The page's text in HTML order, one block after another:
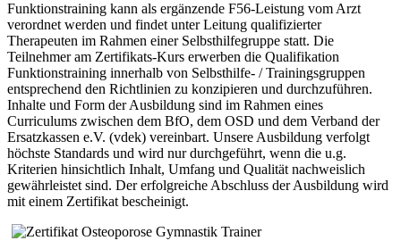
Funktionstraining kann als ergänzende F56-Leistung vom Arzt
verordnet werden und findet unter Leitung qualifizierter
Therapeuten im Rahmen einer Selbsthilfegruppe statt. Die
Teilnehmer am Zertifikats-Kurs erwerben die Qualifikation
Funktionstraining innerhalb von Selbsthilfe- / Trainingsgruppen
entsprechend den Richtlinien zu konzipieren und durchzuführen.
Inhalte und Form der Ausbildung sind im Rahmen eines
Curriculums zwischen dem BfO, dem OSD und dem Verband der
Ersatzkassen e.V. (vdek) vereinbart. Unsere Ausbildung verfolgt
höchste Standards und wird nur durchgeführt, wenn die u.g.
Kriterien hinsichtlich Inhalt, Umfang und Qualität nachweislich
gewährleistet sind. Der erfolgreiche Abschluss der Ausbildung wird
mit einem Zertifikat bescheinigt.